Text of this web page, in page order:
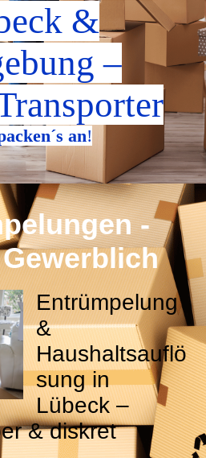
&
–
an!
-
Entrümpelung
&
Haushaltsauflö
sung in
Lübeck –
& diskret